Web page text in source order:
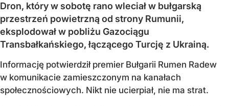
Dron, który w sobotę rano wleciał w bułgarską
przestrzeń powietrzną od strony Rumunii,
eksplodował w pobliżu Gazociągu
Transbałkańskiego, łączącego Turcję z Ukrainą.
Informację potwierdził premier Bułgarii Rumen Radew
w komunikacie zamieszczonym na kanałach
społecznościowych. Nikt nie ucierpiał, nie ma strat.